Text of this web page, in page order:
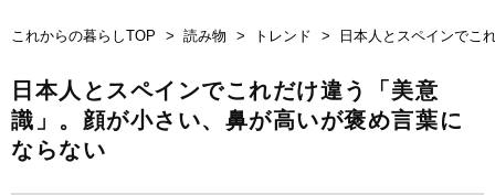
これからの暮らしTOP 読み物 トレンド 日本人とスペインでこ
日本人とスペインでこれだけ違う「美意
識」。顔が小さい、鼻が高いが褒め言葉に
ならない